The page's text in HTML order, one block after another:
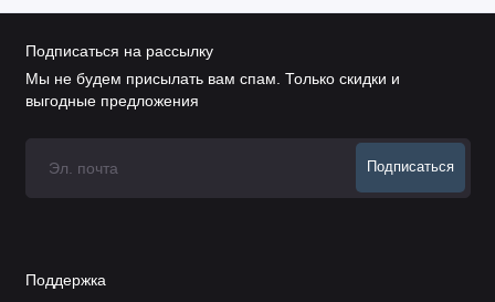
Подписаться на рассылку
Мы не будем присылать вам спам. Только скидки и
выгодные предложения
Подписаться
Поддержка